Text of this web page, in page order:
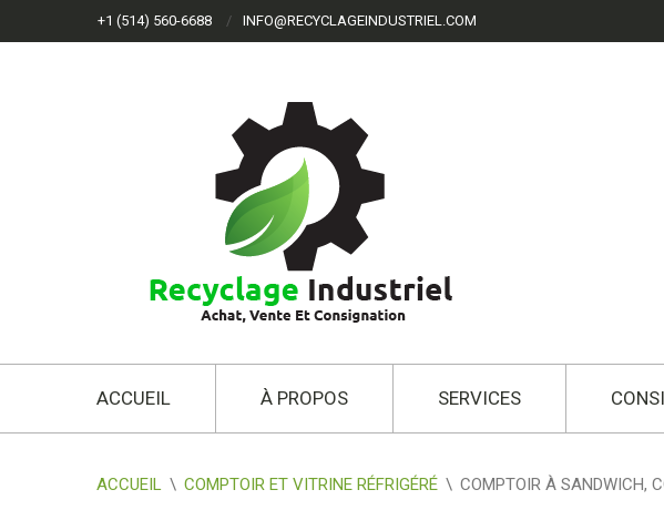
+1 (514) 560-6688 INFO@RECYCLAGEINDUSTRIEL.COM
ACCUEIL À PROPOS SERVICES
ACCUEIL \ COMPTOIR ET VITRINE RÉFRIGÉRÉ \ COMPTOIR À SANDWICH,